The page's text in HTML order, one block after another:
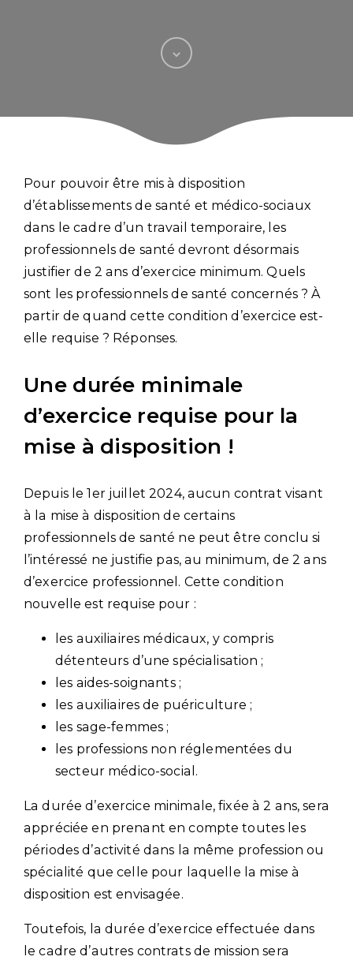
Pour pouvoir être mis à disposition
d’établissements de santé et médico-sociaux
dans le cadre d’un travail temporaire, les
professionnels de santé devront désormais
justifier de 2 ans d’exercice minimum. Quels
sont les professionnels de santé concernés ? À
partir de quand cette condition d’exercice est-
elle requise ? Réponses.
Une durée minimale
d’exercice requise pour la
mise à disposition !
Depuis le 1er juillet 2024, aucun contrat visant
à la mise à disposition de certains
professionnels de santé ne peut être conclu si
l’intéressé ne justifie pas, au minimum, de 2 ans
d’exercice professionnel. Cette condition
nouvelle est requise pour :
les auxiliaires médicaux, y compris
détenteurs d’une spécialisation ;
les aides-soignants ;
les auxiliaires de puériculture ;
les sage-femmes ;
les professions non réglementées du
secteur médico-social.
La durée d’exercice minimale, fixée à 2 ans, sera
appréciée en prenant en compte toutes les
périodes d’activité dans la même profession ou
spécialité que celle pour laquelle la mise à
disposition est envisagée.
Toutefois, la durée d’exercice effectuée dans
le cadre d’autres contrats de mission sera